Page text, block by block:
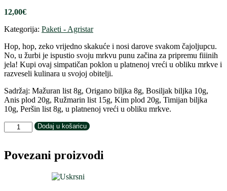
12,00€
Kategorija: Paketi - Agristar
Hop, hop, zeko vrijedno skakuće i nosi darove svakom čajoljupcu.
No, u žurbi je ispustio svoju mrkvu punu začina za pripremu fiiinih
jela! Kupi ovaj simpatičan poklon u platnenoj vreći u obliku mrkve i
razveseli kulinara u svojoj obitelji.
Sadržaj: Mažuran list 8g, Origano biljka 8g, Bosiljak biljka 10g,
Anis plod 20g, Ružmarin list 15g, Kim plod 20g, Timijan biljka
10g, Peršin list 8g, u platnenoj vreći u obliku mrkve.
Uskrsni
-
količina
Dodaj u košaricu
Povezani proizvodi